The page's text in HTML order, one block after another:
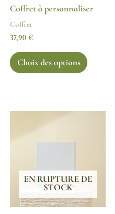
Coffret à personnaliser
Coffret
37,90 €
Choix des options
du
EN RUPTURE DE
STOCK